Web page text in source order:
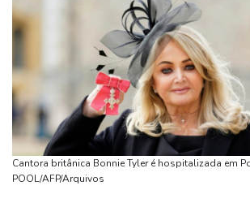
Cantora britânica Bonnie Tyler é hospitalizada em
POOL/AFP/Arquivos